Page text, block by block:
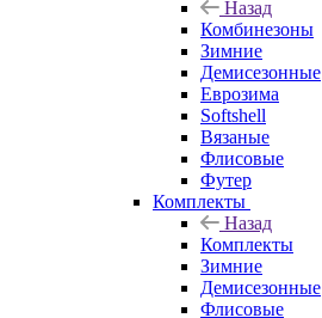
Назад
Комбинезоны
Зимние
Демисезонные
Еврозима
Softshell
Вязаные
Флисовые
Футер
Комплекты
Назад
Комплекты
Зимние
Демисезонные
Флисовые